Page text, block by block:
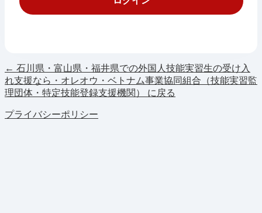
← 石川県・富山県・福井県での外国人技能実習生の受け入
れ支援なら・オレオウ・ベトナム事業協同組合（技能実習監
理団体・特定技能登録支援機関） に戻る
プライバシーポリシー